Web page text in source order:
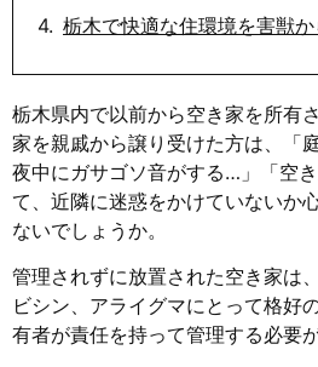
栃木で快適な住環境を害獣
栃木県内で以前から空き家を所有
家を親戚から譲り受けた方は、「
夜中にガサゴソ音がする…」「空
て、近隣に迷惑をかけていないか
ないでしょうか。
管理されずに放置された空き家は
ビシン、アライグマにとって格好
有者が責任を持って管理する必要